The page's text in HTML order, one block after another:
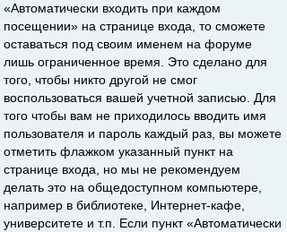
«Автоматически входить при каждом
посещении» на странице входа, то сможете
оставаться под своим именем на форуме
лишь ограниченное время. Это сделано для
того, чтобы никто другой не смог
воспользоваться вашей учетной записью. Для
того чтобы вам не приходилось вводить имя
пользователя и пароль каждый раз, вы можете
отметить флажком указанный пункт на
странице входа, но мы не рекомендуем
делать это на общедоступном компьютере,
например в библиотеке, Интернет-кафе,
университете и т.п. Если пункт «Автоматически